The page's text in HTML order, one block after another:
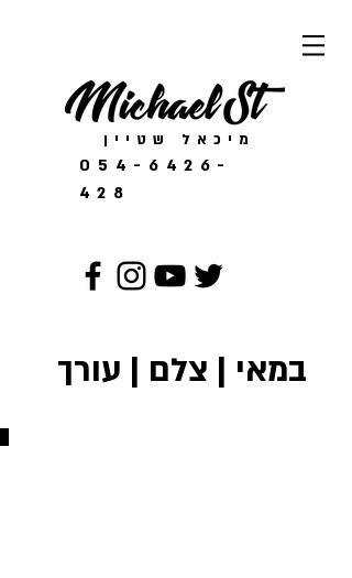
מיכאל שטיין
054-6426-
428
במאי | צלם | עורך